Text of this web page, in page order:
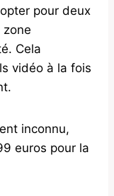
pour deux
Cela
vidéo à la fois
inconnu,
euros pour la